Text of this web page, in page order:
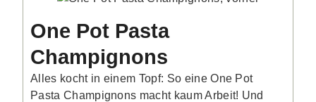
One Pot Pasta
Champignons
Alles kocht in einem Topf: So eine One Pot
Pasta Champignons macht kaum Arbeit! Und